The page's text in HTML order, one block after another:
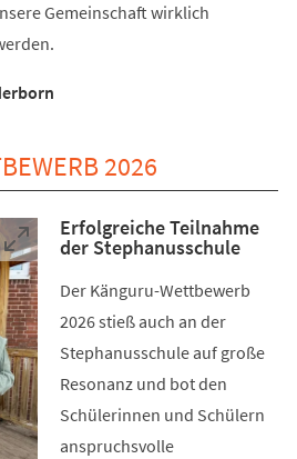
Gemeinschaft wirklich
2026
Erfolgreiche Teilnahme
der Stephanusschule
Der Känguru-Wettbewerb
2026 stieß auch an der
Stephanusschule auf große
Resonanz und bot den
Schülerinnen und Schülern
anspruchsvolle